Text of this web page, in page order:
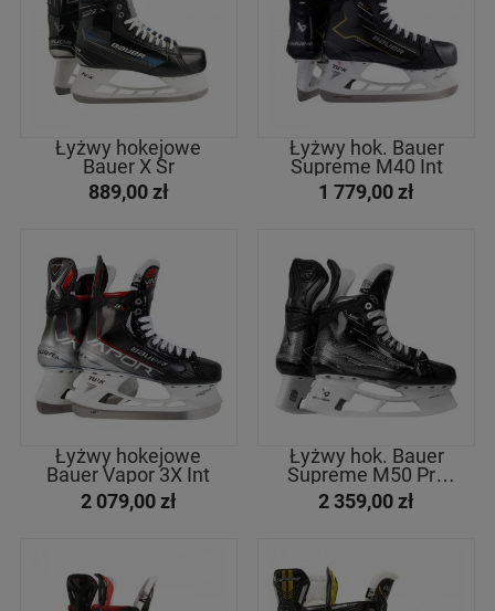
Łyżwy hokejowe
Bauer X Sr
889,00 zł
Łyżwy hok. Bauer
Supreme M40 Int
1 779,00 zł
Łyżwy hokejowe
Bauer Vapor 3X Int
2 079,00 zł
Łyżwy hok. Bauer
Supreme M50 Pro
Int
2 359,00 zł